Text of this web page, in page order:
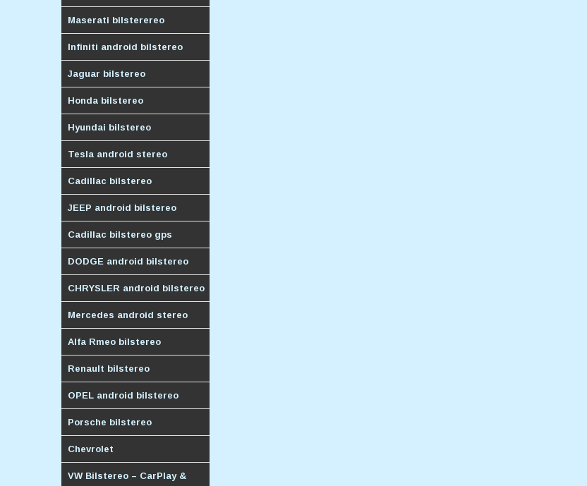
Maserati bilsterereo
Infiniti android bilstereo
Jaguar bilstereo
Honda bilstereo
Hyundai bilstereo
Tesla android stereo
Cadillac bilstereo
JEEP android bilstereo
Cadillac bilstereo gps
DODGE android bilstereo
CHRYSLER android bilstereo
Mercedes android stereo
Alfa Rmeo bilstereo
Renault bilstereo
OPEL android bilstereo
Porsche bilstereo
Chevrolet
VW Bilstereo – CarPlay &